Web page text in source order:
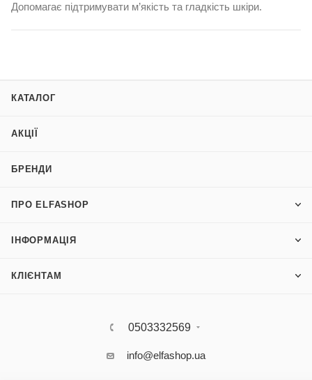
Допомагає підтримувати м’якість та гладкість шкіри.
КАТАЛОГ
АКЦІЇ
БРЕНДИ
ПРО ELFASHOP
ІНФОРМАЦІЯ
КЛІЄНТАМ
0503332569
info@elfashop.ua